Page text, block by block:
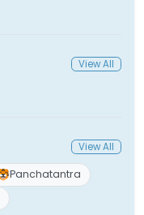
View All
View All
Panchatantra